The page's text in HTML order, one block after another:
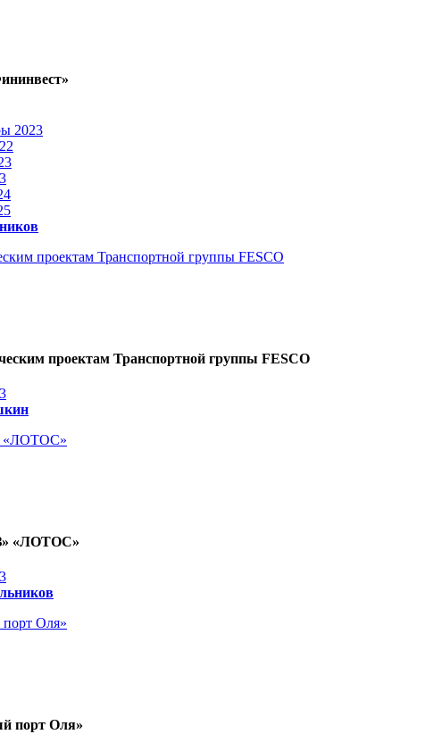
2023
проектам Транспортной группы FESCO
проектам Транспортной группы FESCO
«ЛОТОС»
«ЛОТОС»
Оля»
порт Оля»